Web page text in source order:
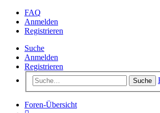
FAQ
Anmelden
Registrieren
Suche
Anmelden
Registrieren
Suche
Foren-Übersicht